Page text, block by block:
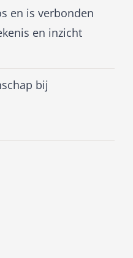
en is verbonden
en inzicht
bij